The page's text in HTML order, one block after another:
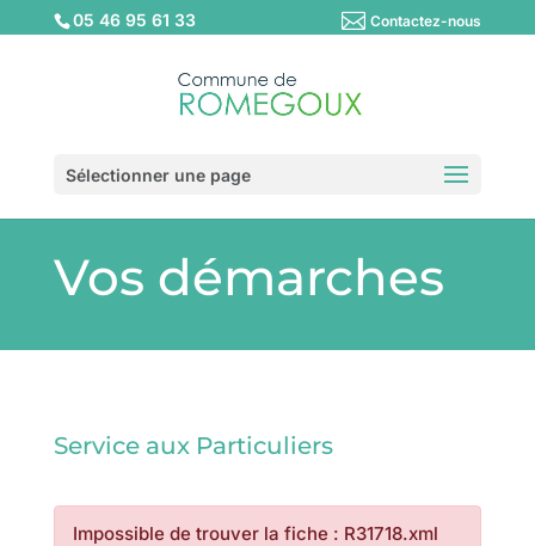
05 46 95 61 33 Contactez-nous
Sélectionner une page
Vos démarches
Service aux Particuliers
Impossible de trouver la fiche : R31718.xml